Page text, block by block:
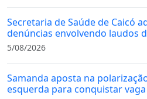
Secretaria de Saúde de Caicó
denúncias envolvendo laudos
5/08/2026
Samanda aposta na
esquerda para conquistar